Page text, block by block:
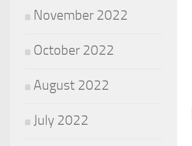
November 2022
October 2022
August 2022
July 2022